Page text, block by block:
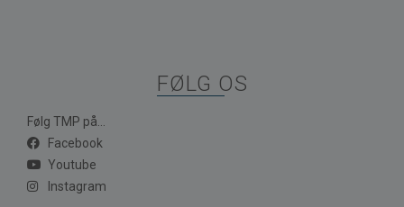
FØLG OS
Følg TMP på...
Facebook
Youtube
Instagram